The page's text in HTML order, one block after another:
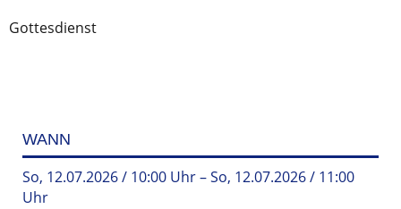
Gottesdienst
WANN
So, 12.07.2026 / 10:00 Uhr – So, 12.07.2026 / 11:00
Uhr